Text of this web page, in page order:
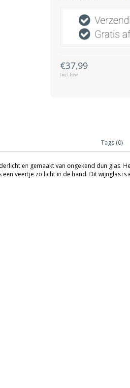
€37,99
Incl. btw
Tags (0)
en gemaakt van ongekend dun glas.
veertje zo licht in de hand. Dit wijnglas is